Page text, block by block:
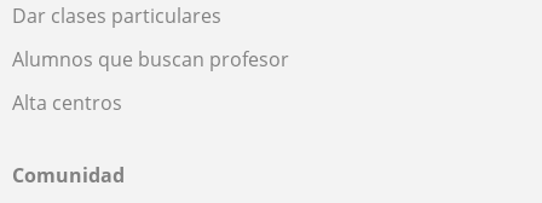
Dar clases particulares
Alumnos que buscan profesor
Alta centros
Comunidad